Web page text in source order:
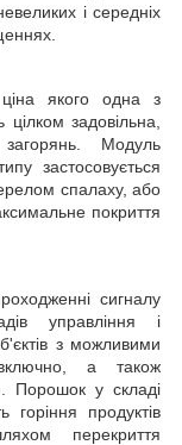
і середніх
якого одна з
задовільна,
Модуль
застосовується
спалаху, або
покриття
сигналу
управління і
з можливими
а також
Порошок у складі
горіння продуктів
перекриття